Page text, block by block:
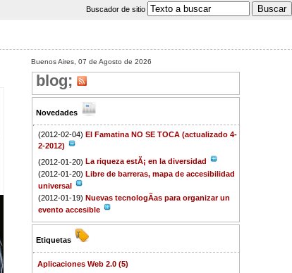
Buscador de sitio
Buenos Aires, 07 de Agosto de 2026
blog;
Novedades
(2012-02-04)El Famatina NO SE TOCA (actualizado 4-
2-2012)
(2012-01-20) La riqueza estÃ¡ en la diversidad
(2012-01-20)Libre de barreras, mapa de accesibilidad
universal
(2012-01-19) Nuevas tecnologÃ­as para organizar un
evento accesible
Etiquetas
Aplicaciones Web 2.0 (5)